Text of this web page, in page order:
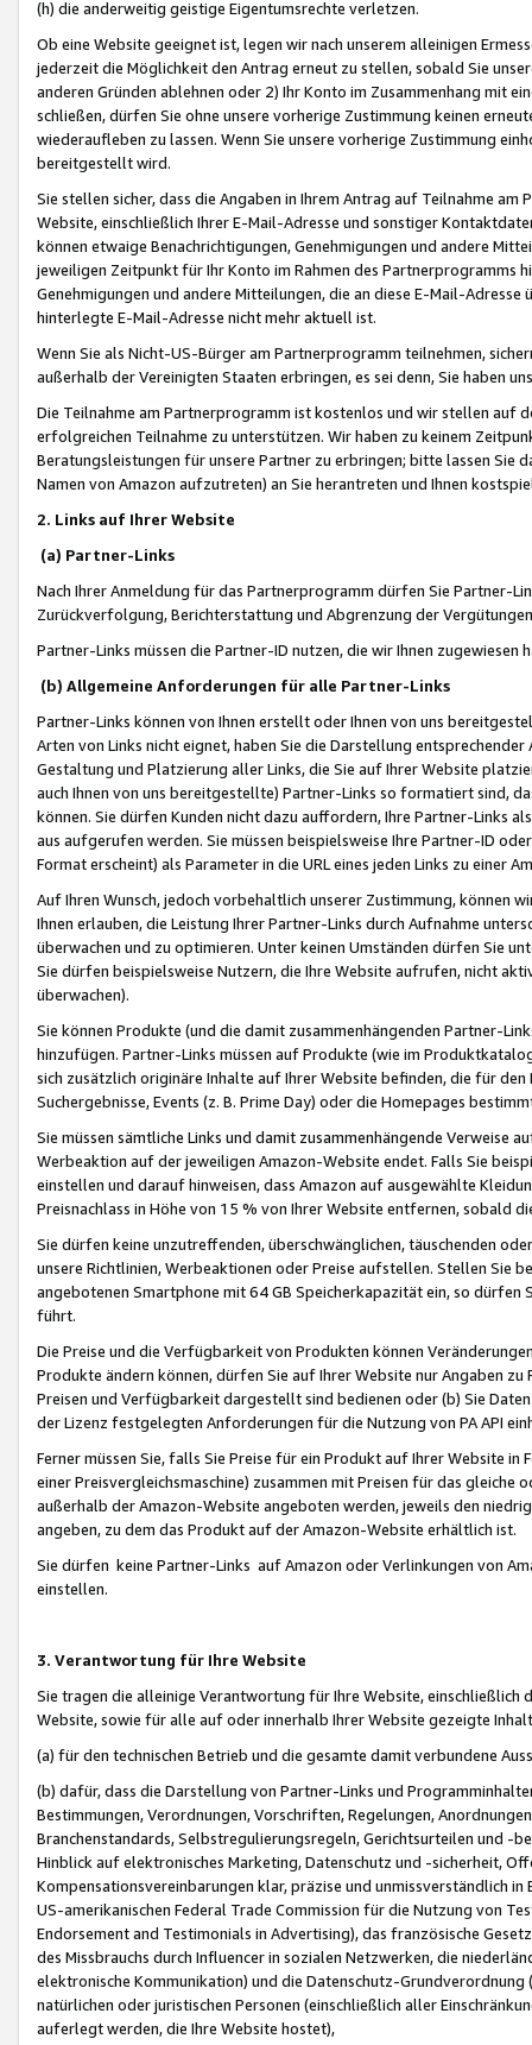
(h) die anderweitig geistige Eigentumsrechte verletzen.
Ob eine Website geeignet ist, legen wir nach unserem alleinigen
jederzeit die Möglichkeit den Antrag erneut zu stellen, sobald Sie
anderen Gründen ablehnen oder 2) Ihr Konto im Zusammenhang mit
schließen, dürfen Sie ohne unsere vorherige Zustimmung keinen
wiederaufleben zu lassen. Wenn Sie unsere vorherige Zustimmung
bereitgestellt wird.
Sie stellen sicher, dass die Angaben in Ihrem Antrag auf Teilnahme
Website, einschließlich Ihrer E-Mail-Adresse und sonstiger
können etwaige Benachrichtigungen, Genehmigungen und andere
jeweiligen Zeitpunkt für Ihr Konto im Rahmen des Partnerprogramms
Genehmigungen und andere Mitteilungen, die an diese E-Mail-
hinterlegte E-Mail-Adresse nicht mehr aktuell ist.
Wenn Sie als Nicht-US-Bürger am Partnerprogramm teilnehmen,
außerhalb der Vereinigten Staaten erbringen, es sei denn, Sie haben
Die Teilnahme am Partnerprogramm ist kostenlos und wir stellen auf
erfolgreichen Teilnahme zu unterstützen. Wir haben zu keinem
Beratungsleistungen für unsere Partner zu erbringen; bitte lassen Sie
Namen von Amazon aufzutreten) an Sie herantreten und Ihnen
2. Links auf Ihrer Website
(a) Partner-Links
Nach Ihrer Anmeldung für das Partnerprogramm dürfen Sie Partner-
Zurückverfolgung, Berichterstattung und Abgrenzung der
Partner-Links müssen die Partner-ID nutzen, die wir Ihnen zugewiesen
(b) Allgemeine Anforderungen für alle Partner-Links
Partner-Links können von Ihnen erstellt oder Ihnen von uns
Arten von Links nicht eignet, haben Sie die Darstellung
Gestaltung und Platzierung aller Links, die Sie auf Ihrer Website
auch Ihnen von uns bereitgestellte) Partner-Links so formatiert sind,
können. Sie dürfen Kunden nicht dazu auffordern, Ihre Partner-Links
aus aufgerufen werden. Sie müssen beispielsweise Ihre Partner-ID
Format erscheint) als Parameter in die URL eines jeden Links zu einer
Auf Ihren Wunsch, jedoch vorbehaltlich unserer Zustimmung, können
Ihnen erlauben, die Leistung Ihrer Partner-Links durch Aufnahme
überwachen und zu optimieren. Unter keinen Umständen dürfen Sie
Sie dürfen beispielsweise Nutzern, die Ihre Website aufrufen, nicht
überwachen).
Sie können Produkte (und die damit zusammenhängenden Partner-
hinzufügen. Partner-Links müssen auf Produkte (wie im
sich zusätzlich originäre Inhalte auf Ihrer Website befinden, die für
Suchergebnisse, Events (z. B. Prime Day) oder die Homepages
Sie müssen sämtliche Links und damit zusammenhängende
Werbeaktion auf der jeweiligen Amazon-Website endet. Falls Sie
einstellen und darauf hinweisen, dass Amazon auf ausgewählte
Preisnachlass in Höhe von 15 % von Ihrer Website entfernen, sobald
Sie dürfen keine unzutreffenden, überschwänglichen, täuschenden
unsere Richtlinien, Werbeaktionen oder Preise aufstellen. Stellen Sie
angebotenen Smartphone mit 64 GB Speicherkapazität ein, so dürfen
führt.
Die Preise und die Verfügbarkeit von Produkten können
Produkte ändern können, dürfen Sie auf Ihrer Website nur Angaben
Preisen und Verfügbarkeit dargestellt sind bedienen oder (b) Sie
der Lizenz festgelegten Anforderungen für die Nutzung von PA API
Ferner müssen Sie, falls Sie Preise für ein Produkt auf Ihrer Website
einer Preisvergleichsmaschine) zusammen mit Preisen für das
außerhalb der Amazon-Website angeboten werden, jeweils den
angeben, zu dem das Produkt auf der Amazon-Website erhältlich ist.
Sie dürfen keine Partner-Links auf Amazon oder Verlinkungen von
einstellen.
3. Verantwortung für Ihre Website
Sie tragen die alleinige Verantwortung für Ihre Website,
Website, sowie für alle auf oder innerhalb Ihrer Website gezeigte
(a) für den technischen Betrieb und die gesamte damit verbundene
(b) dafür, dass die Darstellung von Partner-Links und
Bestimmungen, Verordnungen, Vorschriften, Regelungen,
Branchenstandards, Selbstregulierungsregeln, Gerichtsurteilen und -
Hinblick auf elektronisches Marketing, Datenschutz und -sicherheit,
Kompensationsvereinbarungen klar, präzise und unmissverständlich
US-amerikanischen Federal Trade Commission für die Nutzung von
Endorsement and Testimonials in Advertising), das französische
des Missbrauchs durch Influencer in sozialen Netzwerken, die
elektronische Kommunikation) und die Datenschutz-
natürlichen oder juristischen Personen (einschließlich aller
auferlegt werden, die Ihre Website hostet),